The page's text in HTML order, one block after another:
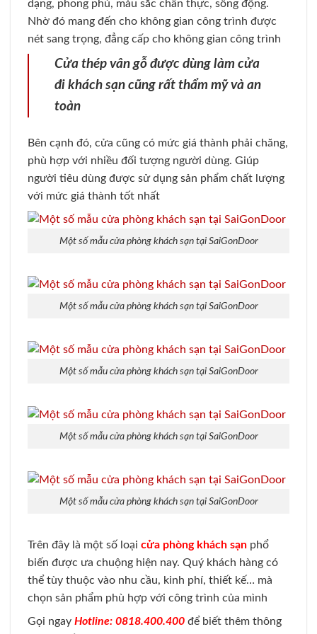
dạng, phong phú, màu sắc chân thực, sống động.
Nhờ đó mang đến cho không gian công trình được
nét sang trọng, đẳng cấp cho không gian công trình
Cửa thép vân gỗ được dùng làm cửa
đi khách sạn cũng rất thẩm mỹ và an
toàn
Bên cạnh đó, cửa cũng có mức giá thành phải chăng,
phù hợp với nhiều đối tượng người dùng. Giúp
người tiêu dùng được sử dụng sản phẩm chất lượng
với mức giá thành tốt nhất
Một số mẫu cửa phòng khách sạn tại SaiGonDoor
Một số mẫu cửa phòng khách sạn tại SaiGonDoor
Một số mẫu cửa phòng khách sạn tại SaiGonDoor
Một số mẫu cửa phòng khách sạn tại SaiGonDoor
Một số mẫu cửa phòng khách sạn tại SaiGonDoor
Trên đây là một số loại cửa phòng khách sạn phổ
biến được ưa chuộng hiện nay. Quý khách hàng có
thể tùy thuộc vào nhu cầu, kinh phí, thiết kế… mà
chọn sản phẩm phù hợp với công trình của mình
Gọi ngay Hotline: 0818.400.400 để biết thêm thông